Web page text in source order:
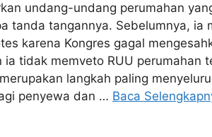
undang-undang perumahan
tanda tangannya. Sebelumnya, ia
karena Kongres gagal
tidak memveto RUU perumahan
langkah paling
penyewa dan … Baca